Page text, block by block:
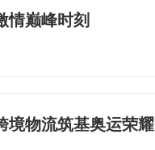
情巅峰时刻
境物流筑基奥运荣耀